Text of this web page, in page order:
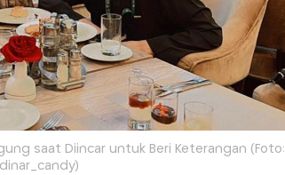
saat Diincar untuk Beri Keterangan (Foto: